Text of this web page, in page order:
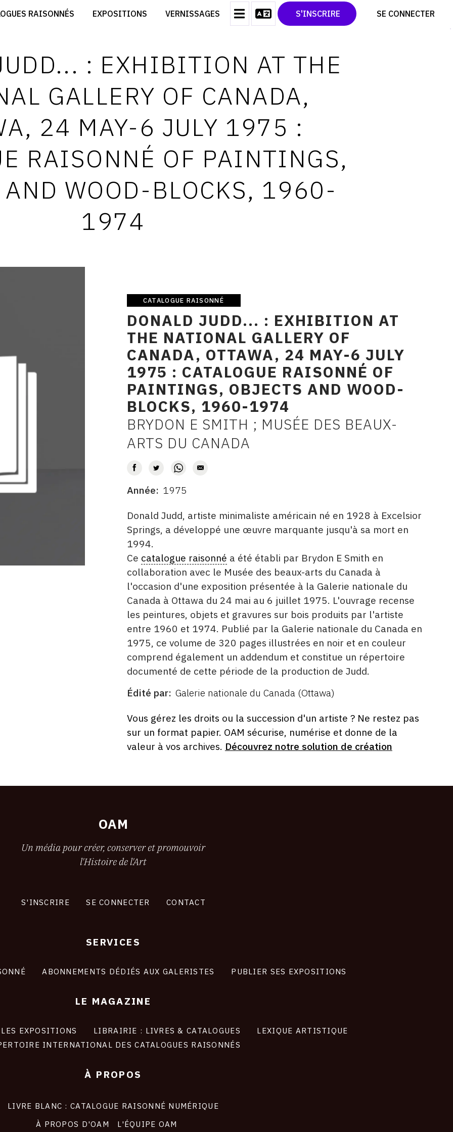
RAISONNÉS EXPOSITIONS VERNISSAGES S'INSCRIRE SE CONNECTER
CRÉER SON CATALOGUE D'EXPO
CONTACT
CGU
TWITTER
PINTEREST
: EXHIBITION AT THE
GALLERY OF CANADA,
24 MAY-6 JULY 1975 :
RAISONNÉ OF PAINTINGS,
AND WOOD-BLOCKS, 1960-
1974
Catalogue
raisonné
CATALOGUE RAISONNÉ
DONALD JUDD... : EXHIBITION AT
THE NATIONAL GALLERY OF
CANADA, OTTAWA, 24 MAY-6 JULY
1975 : CATALOGUE RAISONNÉ OF
PAINTINGS, OBJECTS AND WOOD-
BLOCKS, 1960-1974
AUTEUR
BRYDON E SMITH ; MUSÉE DES BEAUX-
ARTS DU CANADA
DATE
Année 1975
DESCRITPTION
Donald Judd, artiste minimaliste américain né en 1928 à Excelsior
Springs, a développé une œuvre marquante jusqu'à sa mort en
1994.
Ce catalogue raisonné a été établi par Brydon E Smith en
collaboration avec le Musée des beaux-arts du Canada à
l'occasion d'une exposition présentée à la Galerie nationale du
Canada à Ottawa du 24 mai au 6 juillet 1975. L'ouvrage recense
les peintures, objets et gravures sur bois produits par l'artiste
entre 1960 et 1974. Publié par la Galerie nationale du Canada en
1975, ce volume de 320 pages illustrées en noir et en couleur
comprend également un addendum et constitue un répertoire
documenté de cette période de la production de Judd.
ÉDITÉ
Édité par Galerie nationale du Canada (Ottawa)
FORMAT
ÉTAT
Vous gérez les droits ou la succession d'un artiste ? Ne restez pas
sur un format papier. OAM sécurise, numérise et donne de la
valeur à vos archives. Découvrez notre solution de création
OAM
Un média pour créer, conserver et promouvoir
l'Histoire de l'Art
S'INSCRIRE SE CONNECTER CONTACT
SERVICES
ABONNEMENTS DÉDIÉS AUX GALERISTES PUBLIER SES EXPOSITIONS
LE MAGAZINE
LES EXPOSITIONS LIBRAIRIE : LIVRES & CATALOGUES
LEXIQUE ARTISTIQUE
INTERNATIONAL DES CATALOGUES RAISONNÉS
À PROPOS
LIVRE BLANC : CATALOGUE RAISONNÉ NUMÉRIQUE
À PROPOS D'OAM
L'ÉQUIPE OAM